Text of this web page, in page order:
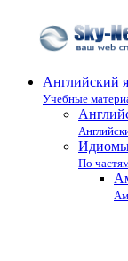
Английский
Учебные
По